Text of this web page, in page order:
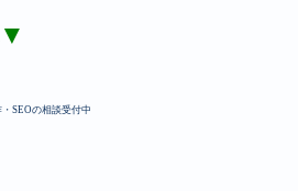
SEOの相談受付中